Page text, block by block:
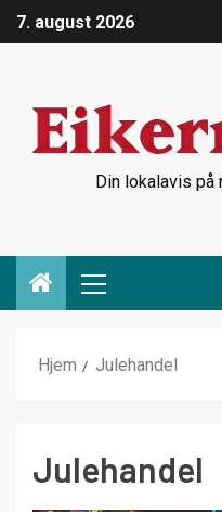
7. august 2026
Din lokalavis
Hjem Julehandel
Julehandel